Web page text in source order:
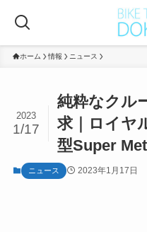
ホーム 情報 ニュース
純粋なクル
求｜ロイヤ
型Super
2023
1/17
ニュース 2023年1月17日